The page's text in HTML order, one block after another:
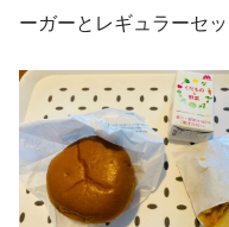
ーガーとレギュラーセ